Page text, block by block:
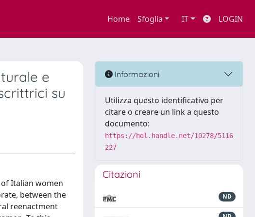
Home Sfoglia IT LOGIN
e
su
Italian women
between the
reenactment
Informazioni
Utilizza questo identificativo per
citare o creare un link a questo
documento:
https://hdl.handle.net/10278/5116
227
Citazioni
ND